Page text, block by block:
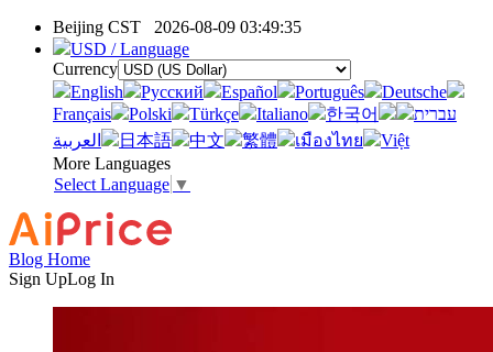
Beijing CST 2026-08-09 03:49:35
USD / Language
Currency
English
Pусский Español Português
Deutsche
Français
Polski Türkçe Italiano 한국어
עברית
العربية
日本語 中文 繁體 เมืองไทย
Việt
More Languages
Select Language ▼
Blog Home
Sign UpLog In